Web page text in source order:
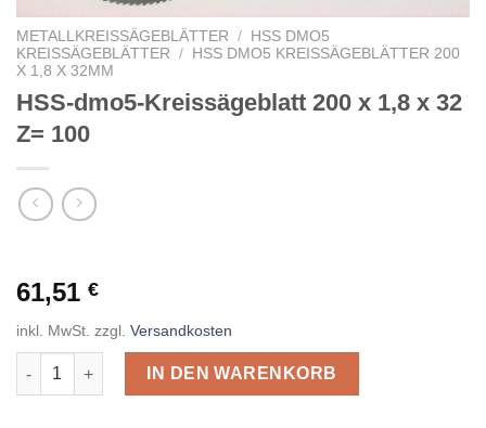
METALLKREISSÄGEBLÄTTER / HSS DMO5
KREISSÄGEBLÄTTER
/ HSS DMO5 KREISSÄGEBLÄTTER 200
X 1,8 X 32MM
HSS-dmo5-Kreissägeblatt 200 x 1,8 x 32
Z= 100
61,51 €
inkl. MwSt. zzgl. Versandkosten
HSS-dmo5-Kreissägeblatt 200 x 1,8 x 32 Z= 100 Menge
IN DEN WARENKORB